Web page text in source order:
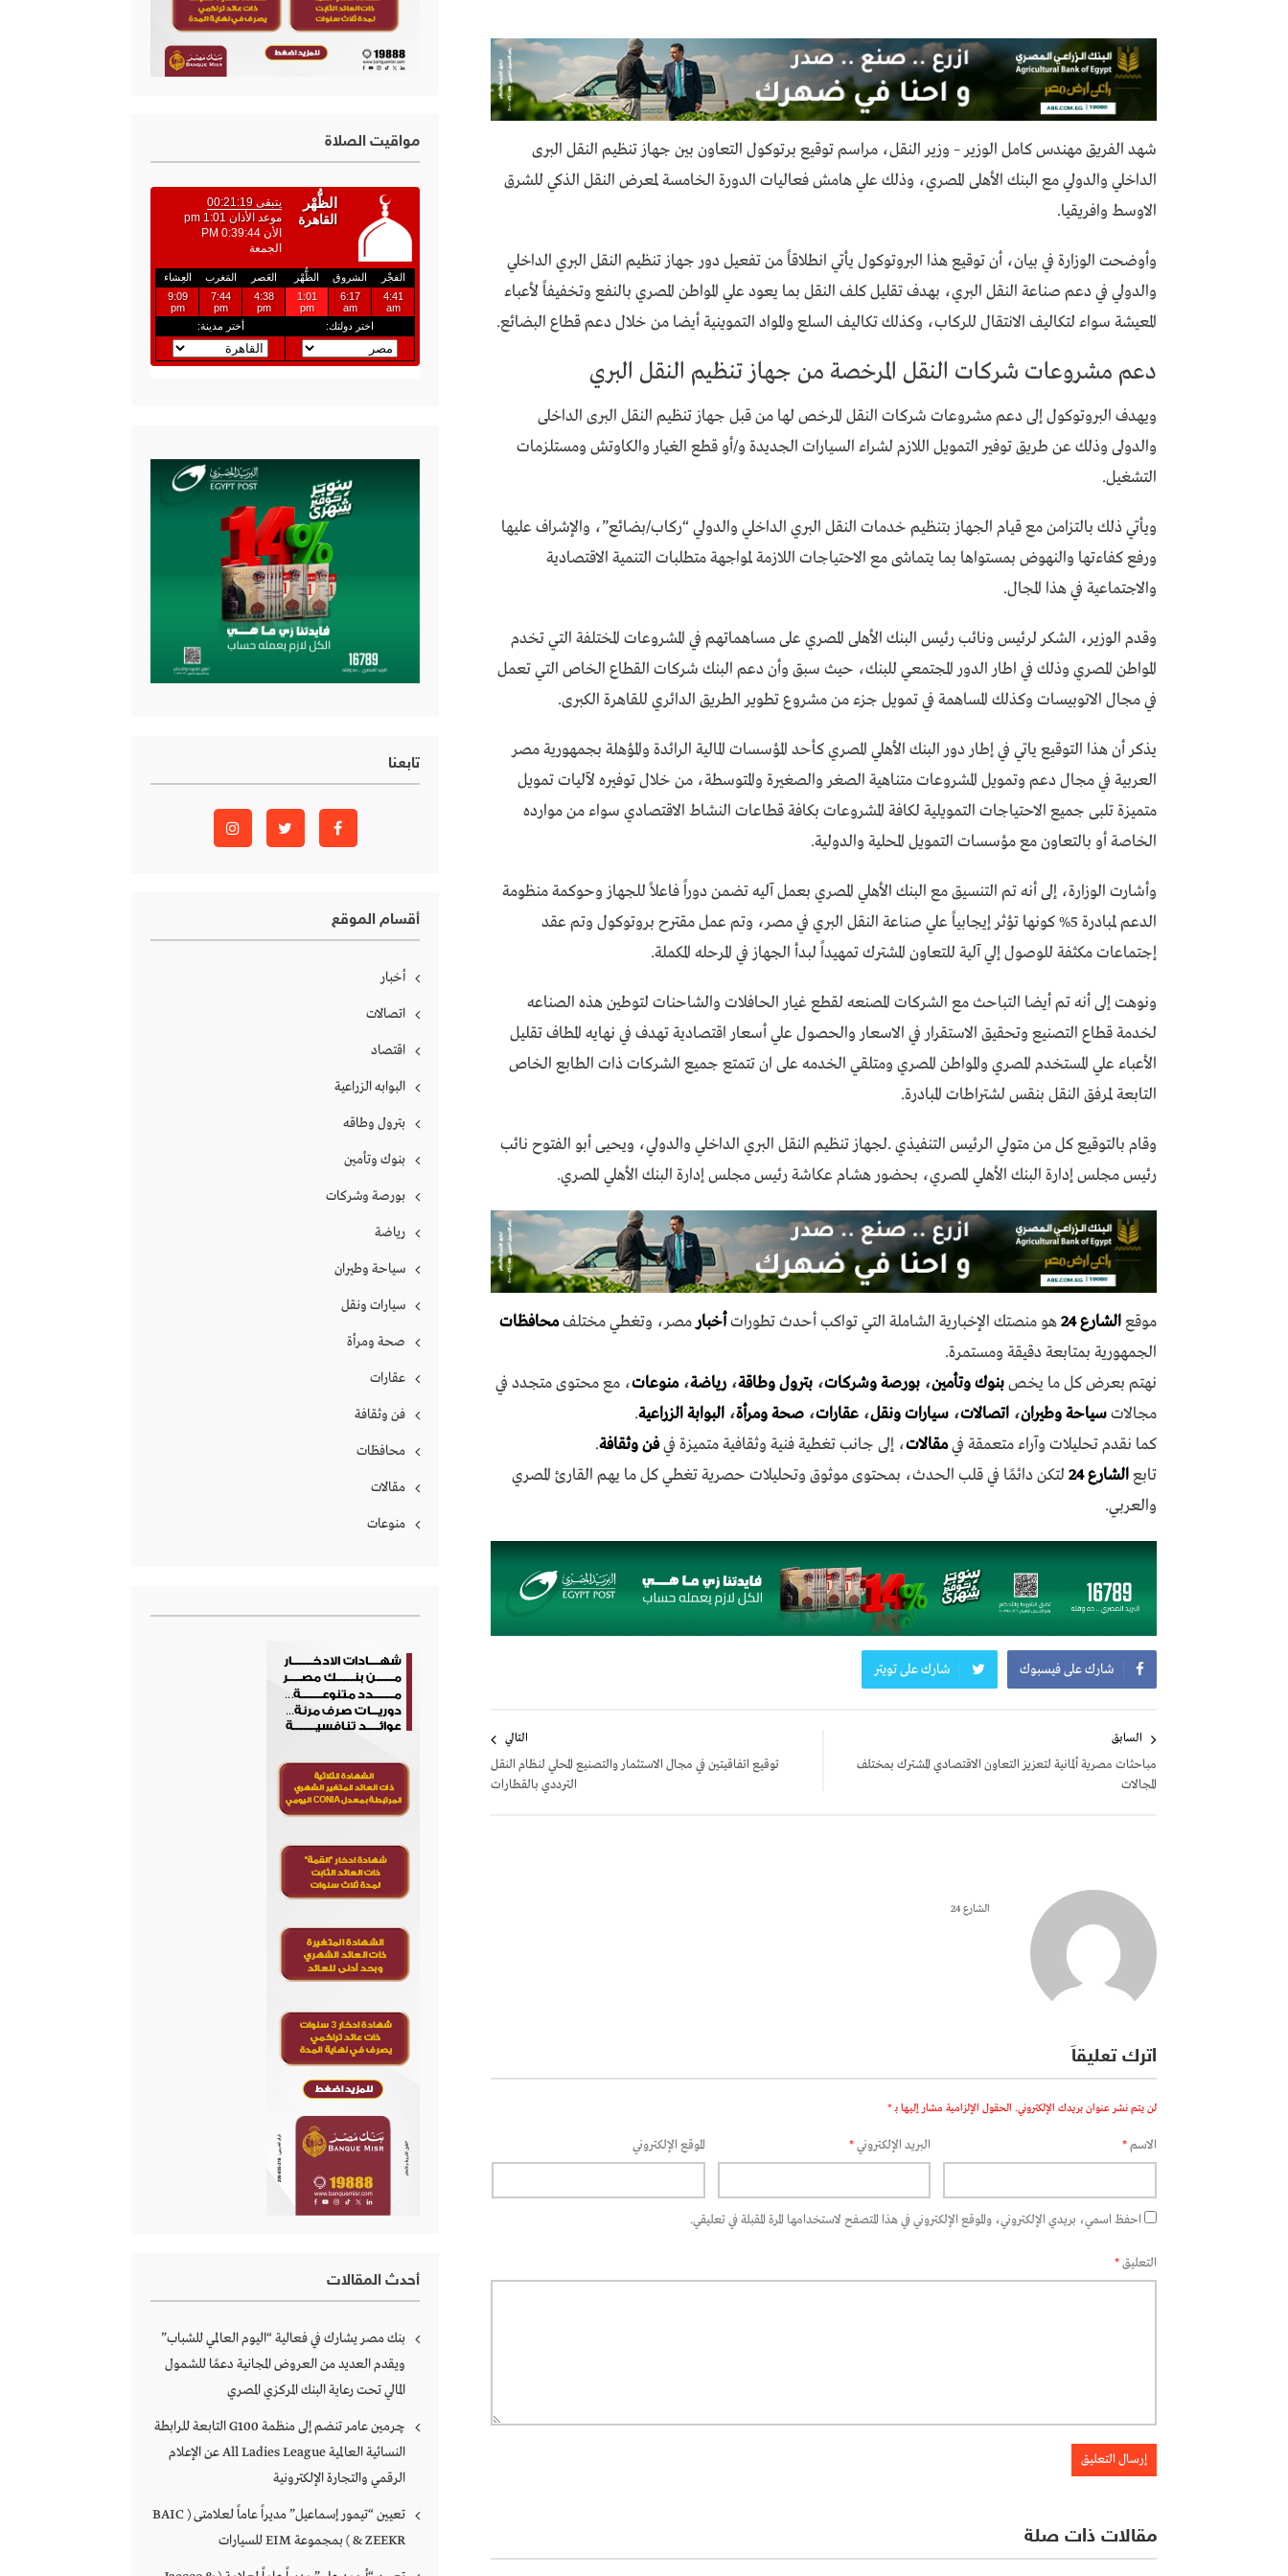
شهد الفريق مهندس كامل الوزير – وزير النقل، مراسم توقيع برتوكول التعاون بين جهاز تنظيم النقل البرى
الداخلي والدولي مع البنك الأهلى المصري، وذلك علي هامش فعاليات الدورة الخامسة لمعرض النقل الذكي للشرق
الاوسط وافريقيا.
وأوضحت الوزارة في بيان، أن توقيع هذا البروتوكول يأتي انطلاقاً من تفعيل دور جهاز تنظيم النقل البري الداخلي
والدولي في دعم صناعة النقل البري، بهدف تقليل كلف النقل بما يعود علي المواطن المصري بالنفع وتخفيفاً لأعباء
المعيشة سواء لتكاليف الانتقال للركاب، وكذلك تكاليف السلع والمواد التموينية أيضا من خلال دعم قطاع البضائع.
دعم مشروعات شركات النقل المرخصة من جهاز تنظيم النقل البري
ويهدف البروتوكول إلى دعم مشروعات شركات النقل المرخص لها من قبل جهاز تنظيم النقل البرى الداخلى
والدولى وذلك عن طريق توفير التمويل اللازم لشراء السيارات الجديدة و/أو قطع الغيار والكاوتش ومستلزمات
التشغيل.
ويأتي ذلك بالتزامن مع قيام الجهاز بتنظيم خدمات النقل البري الداخلي والدولي “ركاب/بضائع”، والإشراف عليها
ورفع كفاءتها والنهوض بمستواها بما يتماشى مع الاحتياجات اللازمة لمواجهة متطلبات التنمية الاقتصادية
والاجتماعية في هذا المجال.
وقدم الوزير، الشكر لرئيس ونائب رئيس البنك الأهلى المصري على مساهماتهم في المشروعات المختلفة التي تخدم
المواطن المصري وذلك في اطار الدور المجتمعي للبنك، حيث سبق وأن دعم البنك شركات القطاع الخاص التي تعمل
في مجال الاتوبيسات وكذلك المساهمة في تمويل جزء من مشروع تطوير الطريق الدائري للقاهرة الكبرى.
يذكر أن هذا التوقيع ياتي في إطار دور البنك الأهلي المصري كأحد المؤسسات المالية الرائدة والمؤهلة بجمهورية مصر
العربية في مجال دعم وتمويل المشروعات متناهية الصغر والصغيرة والمتوسطة، من خلال توفيره لآليات تمويل
متميزة تلبى جميع الاحتياجات التمويلية لكافة المشروعات بكافة قطاعات النشاط الاقتصادي سواء من موارده
الخاصة أو بالتعاون مع مؤسسات التمويل المحلية والدولية.
وأشارت الوزارة، إلى أنه تم التنسيق مع البنك الأهلي المصري بعمل آليه تضمن دوراً فاعلاً للجهاز وحوكمة منظومة
الدعم لمبادرة 5% كونها تؤثر إيجابياً علي صناعة النقل البري في مصر، وتم عمل مقترح بروتوكول وتم عقد
إجتماعات مكثفة للوصول إلي آلية للتعاون المشترك تمهيداً لبدأ الجهاز في المرحله المكملة.
ونوهت إلى أنه تم أيضا التباحث مع الشركات المصنعه لقطع غيار الحافلات والشاحنات لتوطين هذه الصناعه
لخدمة قطاع التصنيع وتحقيق الاستقرار في الاسعار والحصول علي أسعار اقتصادية تهدف في نهايه المطاف تقليل
الأعباء علي المستخدم المصري والمواطن المصري ومتلقي الخدمه على ان تتمتع جميع الشركات ذات الطابع الخاص
التابعة لمرفق النقل بنقس لشتراطات المبادرة.
وقام بالتوقيع كل من متولي الرئيس التنفيذي .لجهاز تنظيم النقل البري الداخلي والدولي، ويحيى أبو الفتوح نائب
رئيس مجلس إدارة البنك الأهلي المصري، بحضور هشام عكاشة رئيس مجلس إدارة البنك الأهلي المصري.
موقعالشارع 24 هو منصتك الإخبارية الشاملة التي تواكب أحدث تطوراتأخبار مصر، وتغطي مختلفمحافظات
الجمهورية بمتابعة دقيقة ومستمرة.
نهتم بعرض كل ما يخصبنوك وتأمين، بورصة وشركات، بترول وطاقة، رياضة،منوعات، مع محتوى متجدد في
مجالاتسياحة وطيران، اتصالات، سيارات ونقل، عقارات، صحة ومرأة، البوابة الزراعية.
كما نقدم تحليلات وآراء متعمقة فيمقالات، إلى جانب تغطية فنية وثقافية متميزة فيفن وثقافة.
تابعالشارع 24
لتكن دائمًا في قلب الحدث، بمحتوى موثوق وتحليلات حصرية تغطي كل ما يهم القارئ المصري
والعربي.
شارك على فيسبوك شارك على تويتر
المقالات
السابق
مباحثات مصرية ألمانية لتعزيز التعاون الاقتصادي المشترك بمختلف
المجالات
التالي
توقيع اتفاقيتين في مجال الاستثمار والتصنيع المحلي لنظام النقل
الترددي بالقطارات
الشارع 24
اترك تعليقاً
لن يتم نشر عنوان بريدك الإلكتروني. الحقول الإلزامية مشار إليها بـ *
الاسم* البريد الإلكتروني* الموقع الإلكتروني
احفظ اسمي، بريدي الإلكتروني، والموقع الإلكتروني في هذا المتصفح لاستخدامها المرة المقبلة في تعليقي.
التعليق*
مقالات ذات صلة
مواقيت الصلاة
تابعنا
أقسام الموقع
أخبار
اتصالات
اقتصاد
البوابه الزراعية
بترول وطاقه
بنوك وتأمين
بورصة وشركات
رياضة
سياحة وطيران
سيارات ونقل
صحة ومرأة
عقارات
فن وثقافة
محافظات
مقالات
منوعات
أحدث المقالات
بنك مصر يشارك في فعالية “اليوم العالمي للشباب”
ويقدم العديد من العروض المجانية دعمًا للشمول
المالي تحت رعاية البنك المركزي المصري
چرمين عامر تنضم إلى منظمة G100 التابعة للرابطة
النسائية العالمية All Ladies League عن الإعلام
الرقمي والتجارة الإلكترونية
تعيين “تيمور إسماعيل” مديراً عاماً لعلامتى ( BAIC
& ZEEKR ) بمجموعة EIM للسيارات